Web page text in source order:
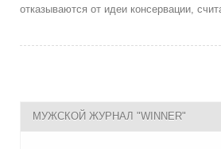
отказываются от идеи консервации,
МУЖСКОЙ ЖУРНАЛ "WINNER"